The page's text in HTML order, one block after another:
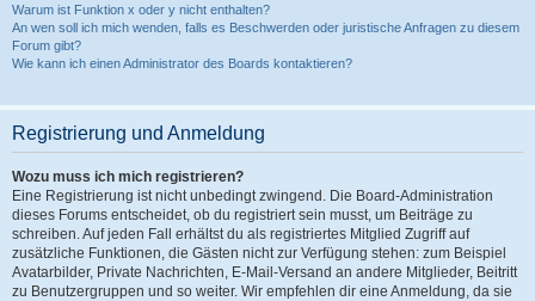
Warum ist Funktion x oder y nicht enthalten?
An wen soll ich mich wenden, falls es Beschwerden oder juristische Anfragen zu diesem
Forum gibt?
Wie kann ich einen Administrator des Boards kontaktieren?
Registrierung und Anmeldung
Wozu muss ich mich registrieren?
Eine Registrierung ist nicht unbedingt zwingend. Die Board-Administration
dieses Forums entscheidet, ob du registriert sein musst, um Beiträge zu
schreiben. Auf jeden Fall erhältst du als registriertes Mitglied Zugriff auf
zusätzliche Funktionen, die Gästen nicht zur Verfügung stehen: zum Beispiel
Avatarbilder, Private Nachrichten, E-Mail-Versand an andere Mitglieder, Beitritt
zu Benutzergruppen und so weiter. Wir empfehlen dir eine Anmeldung, da sie